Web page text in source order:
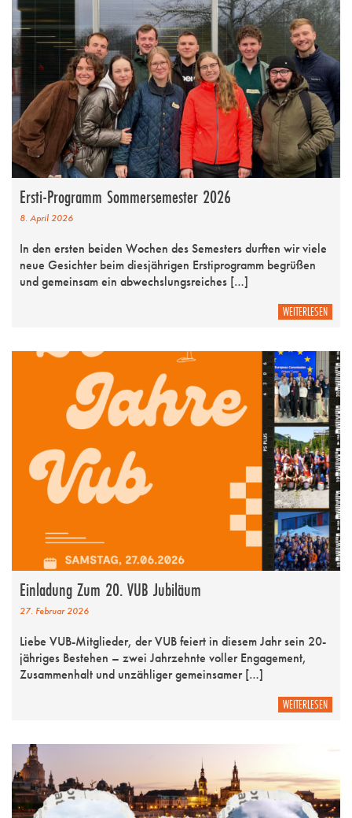
Ersti-Programm Sommersemester 2026
8. April 2026
In den ersten beiden Wochen des Semesters durften wir viele
neue Gesichter beim diesjährigen Erstiprogramm begrüßen
und gemeinsam ein abwechslungsreiches […]
WEITERLESEN
Einladung Zum 20. VUB Jubiläum
27. Februar 2026
Liebe VUB-Mitglieder, der VUB feiert in diesem Jahr sein 20-
jähriges Bestehen – zwei Jahrzehnte voller Engagement,
Zusammenhalt und unzähliger gemeinsamer […]
WEITERLESEN